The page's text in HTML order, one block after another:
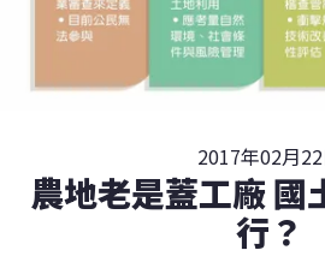
2017年02月
農地老是蓋工廠 國
行？